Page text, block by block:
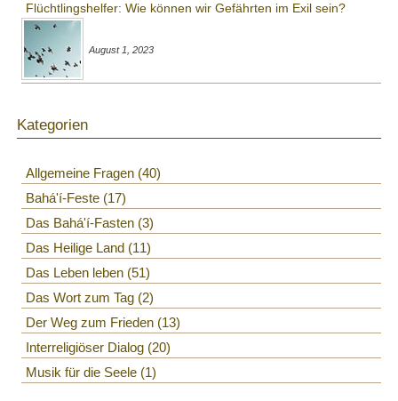
Flüchtlingshelfer: Wie können wir Gefährten im Exil sein?
August 1, 2023
Kategorien
Allgemeine Fragen 40
Bahá'í-Feste 17
Das Bahá'í-Fasten 3
Das Heilige Land 11
Das Leben leben 51
Das Wort zum Tag 2
Der Weg zum Frieden 13
Interreligiöser Dialog 20
Musik für die Seele 1